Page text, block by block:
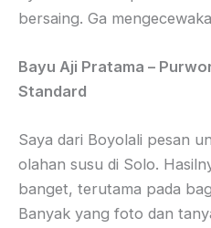
bersaing. Ga
Bayu Aji Pratama –
Standard
Saya dari Boyolali pesan
olahan susu di Solo.
banget, terutama pada
Banyak yang foto dan